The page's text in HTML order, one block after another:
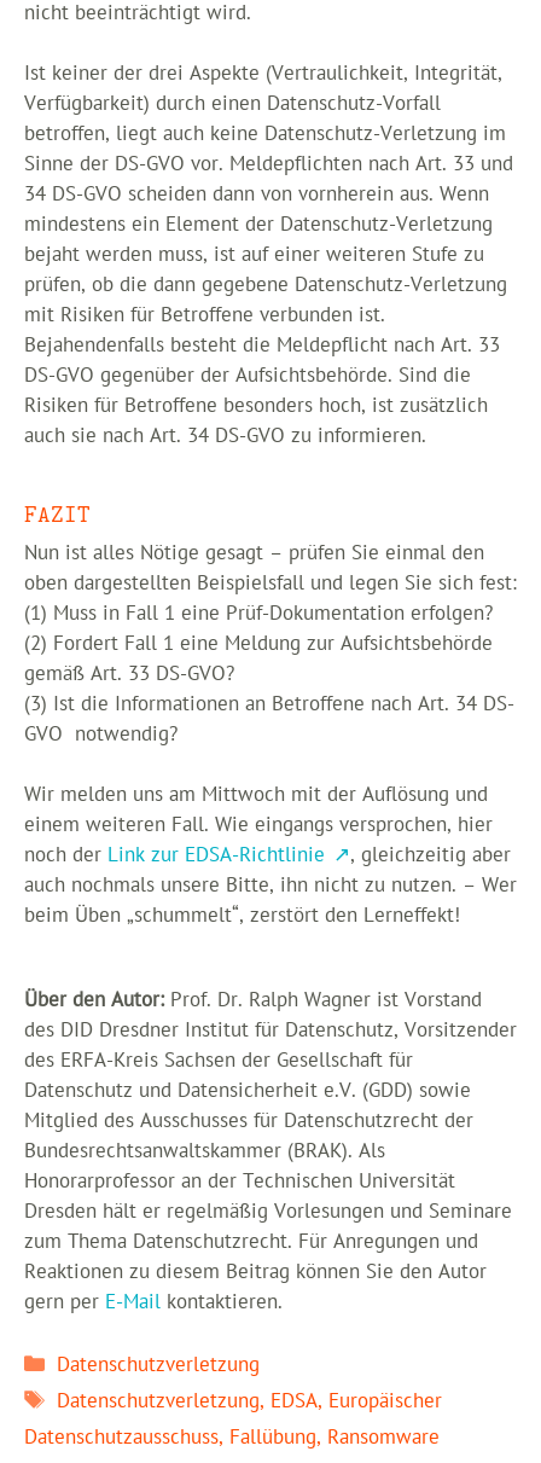
nicht beeinträchtigt wird.
Ist keiner der drei Aspekte (Vertraulichkeit, Integrität,
Verfügbarkeit) durch einen Datenschutz-Vorfall
betroffen, liegt auch keine Datenschutz-Verletzung im
Sinne der DS-GVO vor. Meldepflichten nach Art. 33 und
34 DS-GVO scheiden dann von vornherein aus. Wenn
mindestens ein Element der Datenschutz-Verletzung
bejaht werden muss, ist auf einer weiteren Stufe zu
prüfen, ob die dann gegebene Datenschutz-Verletzung
mit Risiken für Betroffene verbunden ist.
Bejahendenfalls besteht die Meldepflicht nach Art. 33
DS-GVO gegenüber der Aufsichtsbehörde. Sind die
Risiken für Betroffene besonders hoch, ist zusätzlich
auch sie nach Art. 34 DS-GVO zu informieren.
FAZIT
Nun ist alles Nötige gesagt – prüfen Sie einmal den
oben dargestellten Beispielsfall und legen Sie sich fest:
(1) Muss in Fall 1 eine Prüf-Dokumentation erfolgen?
(2) Fordert Fall 1 eine Meldung zur Aufsichtsbehörde
gemäß Art. 33 DS-GVO?
(3) Ist die Informationen an Betroffene nach Art. 34 DS-
GVO notwendig?
Wir melden uns am Mittwoch mit der Auflösung und
einem weiteren Fall. Wie eingangs versprochen, hier
noch der Link zur EDSA-Richtlinie
, gleichzeitig aber
auch nochmals unsere Bitte, ihn nicht zu nutzen. – Wer
beim Üben „schummelt“, zerstört den Lerneffekt!
Über den Autor:Prof. Dr. Ralph Wagner ist Vorstand
des DID Dresdner Institut für Datenschutz, Vorsitzender
des ERFA-Kreis Sachsen der Gesellschaft für
Datenschutz und Datensicherheit e.V. (GDD) sowie
Mitglied des Ausschusses für Datenschutzrecht der
Bundesrechtsanwaltskammer (BRAK). Als
Honorarprofessor an der Technischen Universität
Dresden hält er regelmäßig Vorlesungen und Seminare
zum Thema Datenschutzrecht. Für Anregungen und
Reaktionen zu diesem Beitrag können Sie den Autor
gern per E-Mail kontaktieren.
Kategorien
Datenschutzverletzung
Schlagwörter
Datenschutzverletzung, EDSA, Europäischer
Datenschutzausschuss, Fallübung, Ransomware